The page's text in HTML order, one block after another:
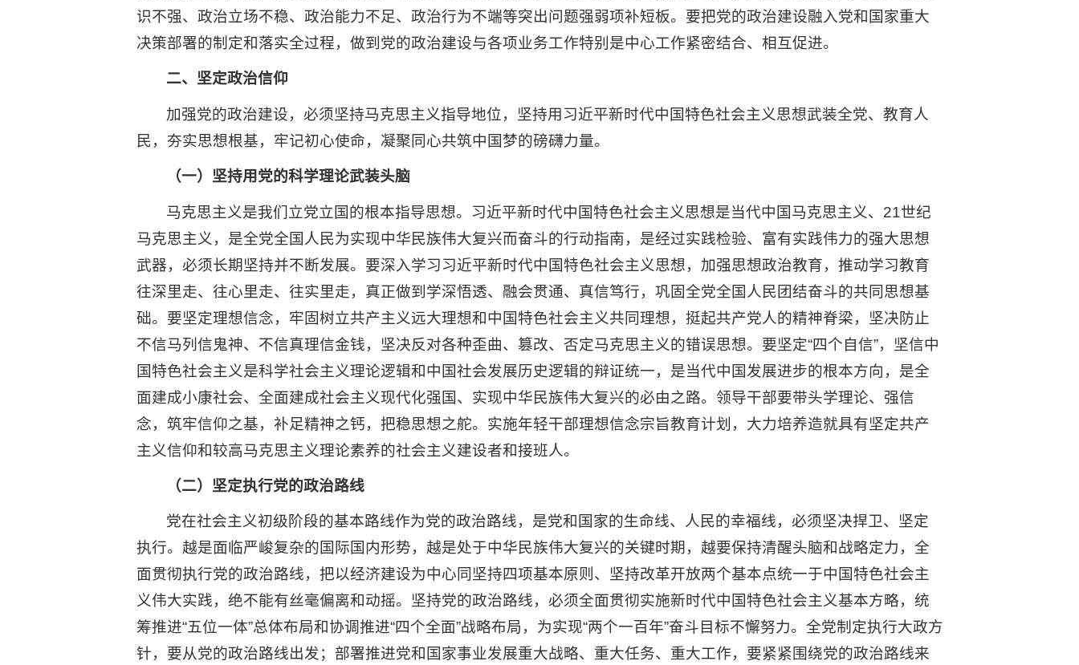
识不强、政治立场不稳、政治能力不足、政治行为不端等突出问题强弱项补短板。要把党的政治建设融入党和国家重大
决策部署的制定和落实全过程，做到党的政治建设与各项业务工作特别是中心工作紧密结合、相互促进。
二、坚定政治信仰
加强党的政治建设，必须坚持马克思主义指导地位，坚持用习近平新时代中国特色社会主义思想武装全党、教育人
民，夯实思想根基，牢记初心使命，凝聚同心共筑中国梦的磅礴力量。
（一）坚持用党的科学理论武装头脑
马克思主义是我们立党立国的根本指导思想。习近平新时代中国特色社会主义思想是当代中国马克思主义、21世纪
马克思主义，是全党全国人民为实现中华民族伟大复兴而奋斗的行动指南，是经过实践检验、富有实践伟力的强大思想
武器，必须长期坚持并不断发展。要深入学习习近平新时代中国特色社会主义思想，加强思想政治教育，推动学习教育
往深里走、往心里走、往实里走，真正做到学深悟透、融会贯通、真信笃行，巩固全党全国人民团结奋斗的共同思想基
础。要坚定理想信念，牢固树立共产主义远大理想和中国特色社会主义共同理想，挺起共产党人的精神脊梁，坚决防止
不信马列信鬼神、不信真理信金钱，坚决反对各种歪曲、篡改、否定马克思主义的错误思想。要坚定“四个自信”，坚信中
国特色社会主义是科学社会主义理论逻辑和中国社会发展历史逻辑的辩证统一，是当代中国发展进步的根本方向，是全
面建成小康社会、全面建成社会主义现代化强国、实现中华民族伟大复兴的必由之路。领导干部要带头学理论、强信
念，筑牢信仰之基，补足精神之钙，把稳思想之舵。实施年轻干部理想信念宗旨教育计划，大力培养造就具有坚定共产
主义信仰和较高马克思主义理论素养的社会主义建设者和接班人。
（二）坚定执行党的政治路线
党在社会主义初级阶段的基本路线作为党的政治路线，是党和国家的生命线、人民的幸福线，必须坚决捍卫、坚定
执行。越是面临严峻复杂的国际国内形势，越是处于中华民族伟大复兴的关键时期，越要保持清醒头脑和战略定力，全
面贯彻执行党的政治路线，把以经济建设为中心同坚持四项基本原则、坚持改革开放两个基本点统一于中国特色社会主
义伟大实践，绝不能有丝毫偏离和动摇。坚持党的政治路线，必须全面贯彻实施新时代中国特色社会主义基本方略，统
筹推进“五位一体”总体布局和协调推进“四个全面”战略布局，为实现“两个一百年”奋斗目标不懈努力。全党制定执行大政方
针，要从党的政治路线出发；部署推进党和国家事业发展重大战略、重大任务、重大工作，要紧紧围绕党的政治路线来